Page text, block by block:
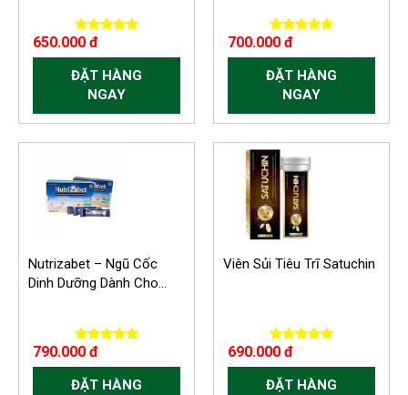
650.000 đ
ĐẶT HÀNG
NGAY
700.000 đ
ĐẶT HÀNG
NGAY
Nutrizabet – Ngũ Cốc
Dinh Dưỡng Dành Cho...
790.000 đ
ĐẶT HÀNG
Viên Sủi Tiêu Trĩ Satuchin
690.000 đ
ĐẶT HÀNG